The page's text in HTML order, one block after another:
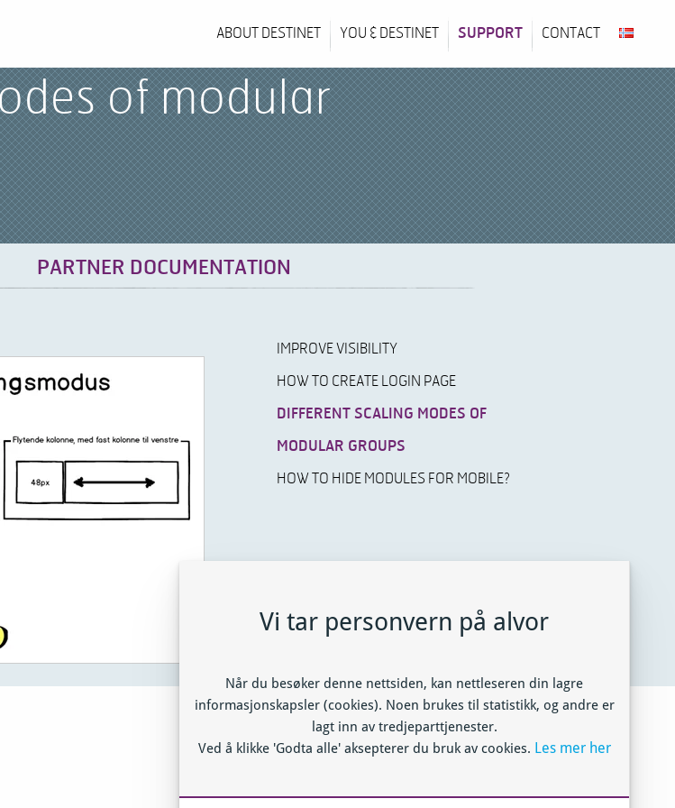
ABOUT DESTINET YOU & DESTINET SUPPORT CONTACT
of modular
PARTNER DOCUMENTATION
IMPROVE VISIBILITY
HOW TO CREATE LOGIN PAGE
DIFFERENT SCALING MODES OF
MODULAR GROUPS
HOW TO HIDE MODULES FOR MOBILE?
Vi tar personvern på alvor
Når du besøker denne nettsiden, kan nettleseren din lagre
informasjonskapsler (cookies). Noen brukes til statistikk, og andre er
lagt inn av tredjeparttjenester.
Ved å klikke 'Godta alle' aksepterer du bruk av cookies. Les mer her